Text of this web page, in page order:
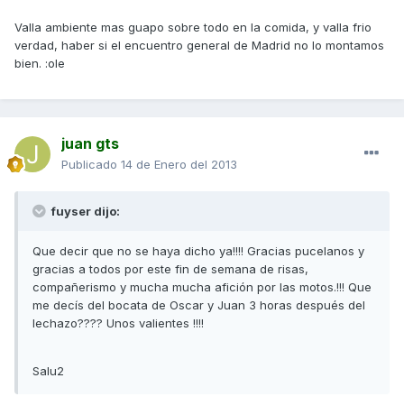
Valla ambiente mas guapo sobre todo en la comida, y valla frio
verdad, haber si el encuentro general de Madrid no lo montamos
bien. :ole
juan gts
Publicado 14 de Enero del 2013
fuyser dijo:
Que decir que no se haya dicho ya!!!! Gracias pucelanos y
gracias a todos por este fin de semana de risas,
compañerismo y mucha mucha afición por las motos.!!! Que
me decís del bocata de Oscar y Juan 3 horas después del
lechazo???? Unos valientes !!!!
Salu2